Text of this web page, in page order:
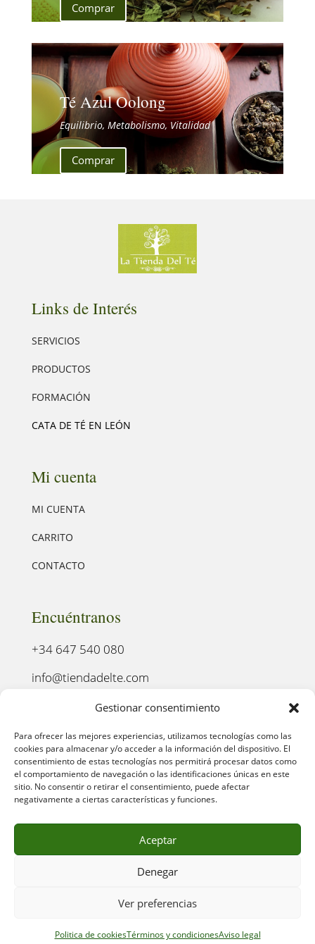
Gestionar consentimiento
Para ofrecer las mejores experiencias, utilizamos tecnologías como las
cookies para almacenar y/o acceder a la información del dispositivo. El
consentimiento de estas tecnologías nos permitirá procesar datos como
el comportamiento de navegación o las identificaciones únicas en este
sitio. No consentir o retirar el consentimiento, puede afectar
negativamente a ciertas características y funciones.
Aceptar
Denegar
Ver preferencias
Politica de cookiesTérminos y condicionesAviso legal
Comprar
Té Azul Oolong
Equilibrio, Metabolismo, Vitalidad
Comprar
Links de Interés
SERVICIOS
PRODUCTOS
FORMACIÓN
CATA DE TÉ EN LEÓN
Mi cuenta
MI CUENTA
CARRITO
CONTACTO
Encuéntranos
+34 647 540 080
info@tiendadelte.com
Punto oficial de recogida:
C. Pozo, 13, 24003. León
POLÍTICA DE PRIVACIDAD
POLÍTICA DE COMPRA
ENVÍO Y ENTREGA TÉRMINOS Y CONDICIONES